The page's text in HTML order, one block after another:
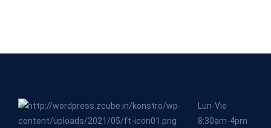
Lun-Vie
8:30am-4pm